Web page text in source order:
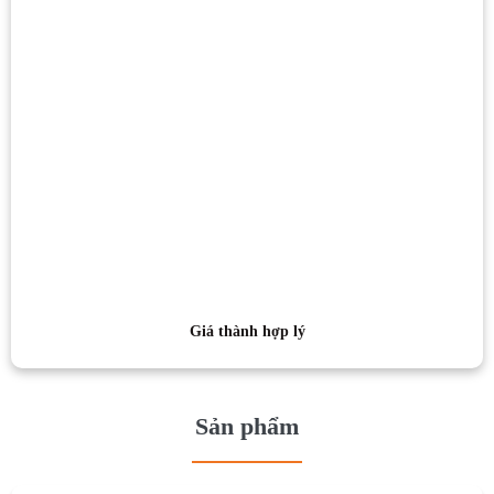
Giá thành hợp lý
Sản phẩm